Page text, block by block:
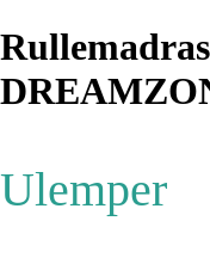
Ulemper